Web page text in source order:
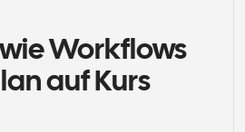
wie Workflows
auf Kurs